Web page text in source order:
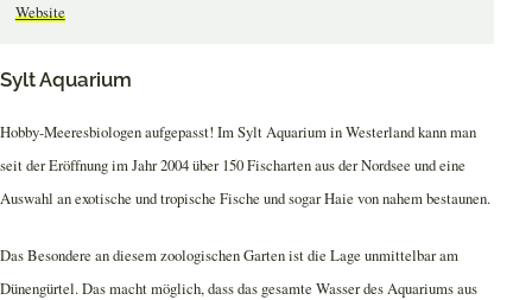
Website
Sylt Aquarium
Hobby-Meeresbiologen aufgepasst! Im Sylt Aquarium in Westerland kann man
seit der Eröffnung im Jahr 2004 über 150 Fischarten aus der Nordsee und eine
Auswahl an exotische und tropische Fische und sogar Haie von nahem bestaunen.
Das Besondere an diesem zoologischen Garten ist die Lage unmittelbar am
Dünengürtel. Das macht möglich, dass das gesamte Wasser des Aquariums aus